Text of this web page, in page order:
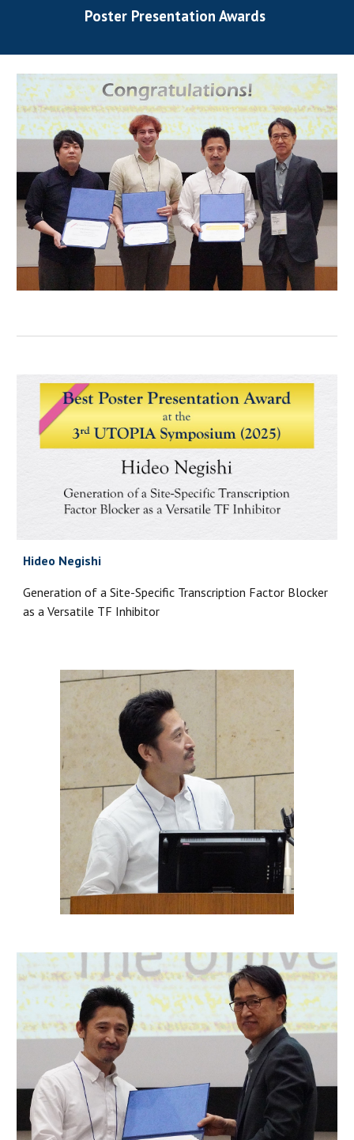
Poster Presentation Awards
Hideo Negishi
Generation of a Site-Specific Transcription Factor Blocker
as a Versatile TF Inhibitor